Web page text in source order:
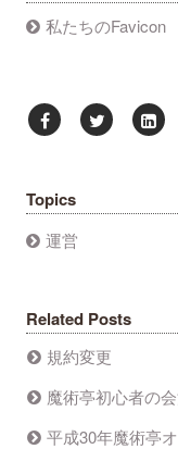
私たちのFavicon
Topics
運営
Related Posts
規約変更
魔術亭初心者の
平成30年魔術亭